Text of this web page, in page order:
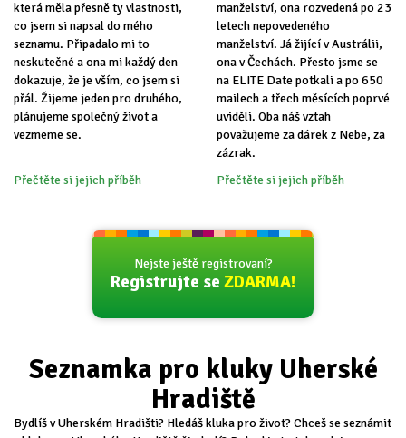
která měla přesně ty vlastnosti,
co jsem si napsal do mého
seznamu. Připadalo mi to
neskutečné a ona mi každý den
dokazuje, že je vším, co jsem si
přál. Žijeme jeden pro druhého,
plánujeme společný život a
vezmeme se.
Přečtěte si jejich příběh
manželství, ona rozvedená po 23
letech nepovedeného
manželství. Já žijící v Austrálii,
ona v Čechách. Přesto jsme se
na ELITE Date potkali a po 650
mailech a třech měsících poprvé
uviděli. Oba náš vztah
považujeme za dárek z Nebe, za
zázrak.
Přečtěte si jejich příběh
Nejste ještě registrovaní?
Registrujte se ZDARMA!
Seznamka pro kluky Uherské
Hradiště
Bydlíš v Uherském Hradišti? Hledáš kluka pro život? Chceš se seznámit